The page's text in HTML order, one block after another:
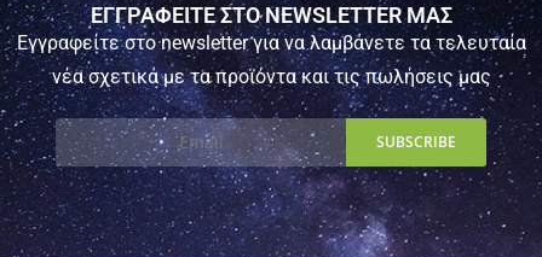
ΕΓΓΡΑΦΕΙΤΕ ΣΤΟ NEWSLETTER ΜΑΣ
Εγγραφείτε στο newsletter για να λαμβάνετε τα τελευταία
νέα σχετικά με τα προϊόντα και τις πωλήσεις μας